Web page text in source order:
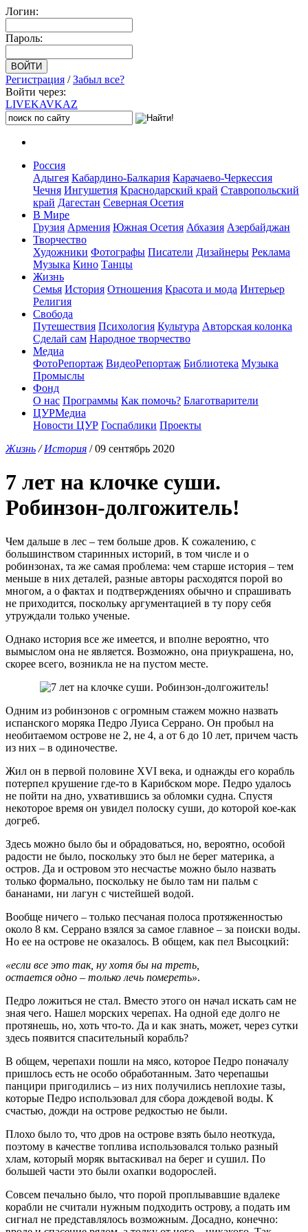
Логин:
Пароль:
Регистрация /Забыл все?
Войти через:
LIVEKAVKAZ
Россия
Адыгея Кабардино-Балкария Карачаево-Черкессия
Чечня Ингушетия Краснодарский край Ставропольский
край Дагестан Северная Осетия
В Мире
Грузия Армения Южная Осетия Абхазия Азербайджан
Творчество
Художники Фотографы Писатели Дизайнеры Реклама
Музыка Кино Танцы
Жизнь
Семья История Отношения Красота и мода Интерьер
Религия
Свобода
Путешествия Психология Культура Авторская колонка
Сделай сам Народное творчество
Медиа
ФотоРепортаж ВидеоРепортаж Библиотека Музыка
Промыслы
Фонд
О нас Программы Как помочь? Благотварители
ЦУРМедиа
Новости ЦУР Госпаблики Проекты
Жизнь /История / 09 сентябрь 2020
7 лет на клочке суши.
Робинзон-долгожитель!
Чем дальше в лес – тем больше дров. К сожалению, с
большинством старинных историй, в том числе и о
робинзонах, та же самая проблема: чем старше история – тем
меньше в них деталей, разные авторы расходятся порой во
многом, а о фактах и подтверждениях обычно и спрашивать
не приходится, поскольку аргументацией в ту пору себя
утруждали только ученые.
Однако история все же имеется, и вполне вероятно, что
вымыслом она не является. Возможно, она приукрашена, но,
скорее всего, возникла не на пустом месте.
Одним из робинзонов с огромным стажем можно назвать
испанского моряка Педро Луиса Серрано. Он пробыл на
необитаемом острове не 2, не 4, а от 6 до 10 лет, причем часть
из них – в одиночестве.
Жил он в первой половине XVI века, и однажды его корабль
потерпел крушение где-то в Карибском море. Педро удалось
не пойти на дно, ухватившись за обломки судна. Спустя
некоторое время он увидел полоску суши, до которой кое-как
догреб.
Здесь можно было бы и обрадоваться, но, вероятно, особой
радости не было, поскольку это был не берег материка, а
остров. Да и островом это несчастье можно было назвать
только формально, поскольку не было там ни пальм с
бананами, ни лагун с чистейшей водой.
Вообще ничего – только песчаная полоса протяженностью
около 8 км. Серрано взялся за самое главное – за поиски воды.
Но ее на острове не оказалось. В общем, как пел Высоцкий:
«если все это так, ну хотя бы на треть,
остается одно – только лечь помереть».
Педро ложиться не стал. Вместо этого он начал искать сам не
зная чего. Нашел морских черепах. На одной еде долго не
протянешь, но, хоть что-то. Да и как знать, может, через сутки
здесь появится спасительный корабль?
В общем, черепахи пошли на мясо, которое Педро поначалу
пришлось есть не особо обработанным. Зато черепашьи
панцири пригодились – из них получились неплохие тазы,
которые Педро использовал для сбора дождевой воды. К
счастью, дожди на острове редкостью не были.
Плохо было то, что дров на острове взять было неоткуда,
поэтому в качестве топлива использовался только разный
хлам, который моряк вытаскивал на берег и сушил. По
большей части это были охапки водорослей.
Совсем печально было, что порой проплывавшие вдалеке
корабли не считали нужным подходить острову, а подать им
сигнал не представлялось возможным. Досадно, конечно: